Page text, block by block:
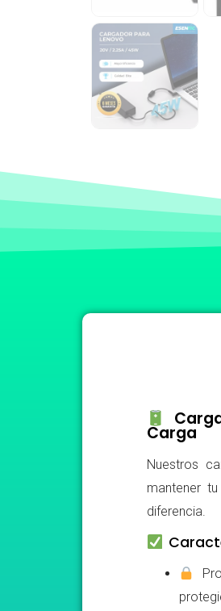
Carga
Nuestros
mantener
diferencia.